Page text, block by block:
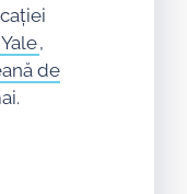
Yale,
de